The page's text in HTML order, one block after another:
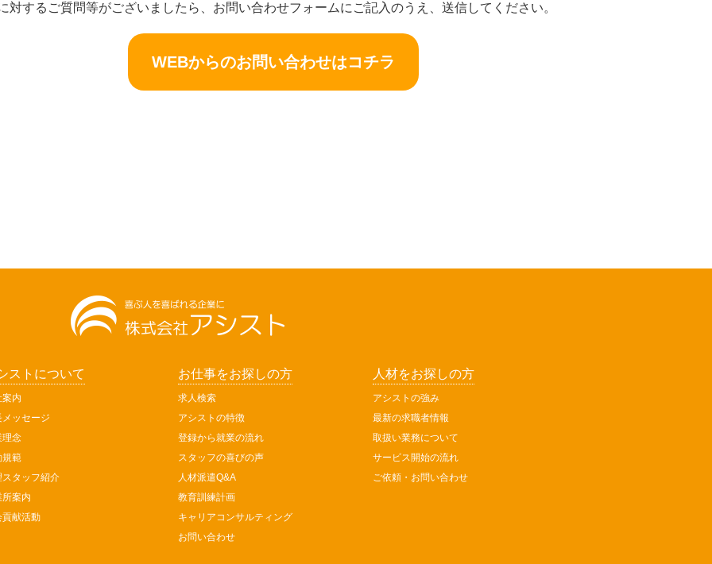
対するご質問等がございましたら、お問い合わせフォームにご記入のうえ、送信してください。
WEBからのお問い合わせはコチラ
ストについて
案内
メッセージ
理念
規範
スタッフ紹介
所案内
貢献活動
お仕事をお探しの方
求人検索
アシストの特徴
登録から就業の流れ
スタッフの喜びの声
人材派遣Q&A
教育訓練計画
キャリアコンサルティング
お問い合わせ
人材をお探しの方
アシストの強み
最新の求職者情報
取扱い業務について
サービス開始の流れ
ご依頼・お問い合わせ